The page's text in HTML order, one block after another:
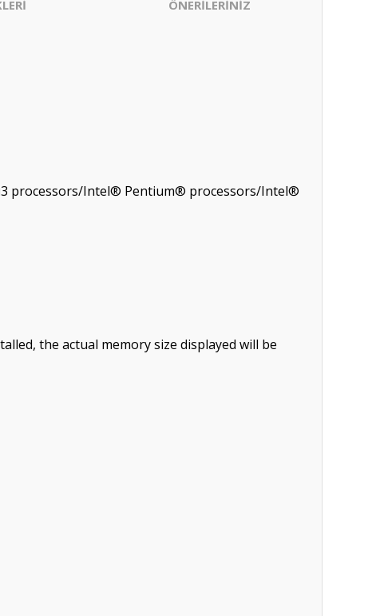
ÖNERİLERİNİZ
processors/Intel® Pentium® processors/Intel®
the actual memory size displayed will be